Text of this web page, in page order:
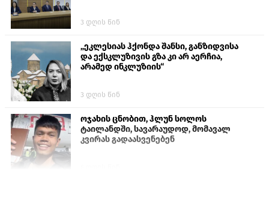
3 დღის წინ
„ეკლესიას ჰქონდა შანსი, განზიდვისა
და ექსკლუზივის გზა კი არ აერჩია,
არამედ ინკლუზიის“
3 დღის წინ
ოჯახის ცნობით, ჰლუნ სოლოს
ტაილანდში, სავარაუდოდ, მომავალ
კვირას გადაასვენებენ